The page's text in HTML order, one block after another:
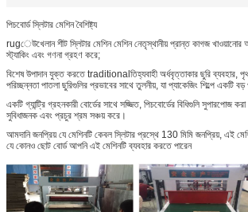
পিচবোর্ড স্লিটার মেশিন বৈশিষ্ট্য
rugেউখেলান শীট স্লিটার মেশিন মেশিন নেতৃস্থানীয় প্রান্ত কাগজ খাওয়ানোর
স্ট্যাকিং এবং গণনা গ্রহণ করে;
বিশেষ উপাদান যুক্ত করতে traditionalতিহ্যবাহী অর্ধবৃত্তাকার ছুরি ব্যবহার,
পরিচ্ছন্নতা পাতলা ছুরিগুলির প্রভাবের সাথে তুলনীয়, যা প্যাকেজিং শিল্পে একটি
একটি গ্যান্ট্রি গ্রহনকারী বোর্ডের সাথে সজ্জিত, পিচবোর্ডের বিধিগুলি সুপারপোজ
সুবিধাজনক এবং প্রচুর শ্রম সঞ্চয় করে।
আমদানি জনপ্রিয় যে মেশিনটি কেবল স্লিটার প্রস্থে 130 মিমি জনপ্রিয়, এই
যে কোনও ছোট বোর্ড আপনি এই মেশিনটি ব্যবহার করতে পারেন